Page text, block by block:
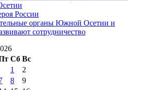
2013 г
г(14) №98+99 11 июля
№99 4 августа
№99 8 июля 2014 г
г(11)
г
(12)
России
органы Южной Осетии и
сотрудничество
Сб Вс
1
2
8
9